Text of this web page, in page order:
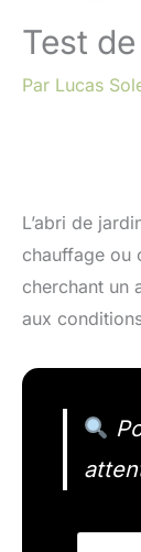
Test
Par Lucas
L’abri de
chauffage ou
cherchant un
aux